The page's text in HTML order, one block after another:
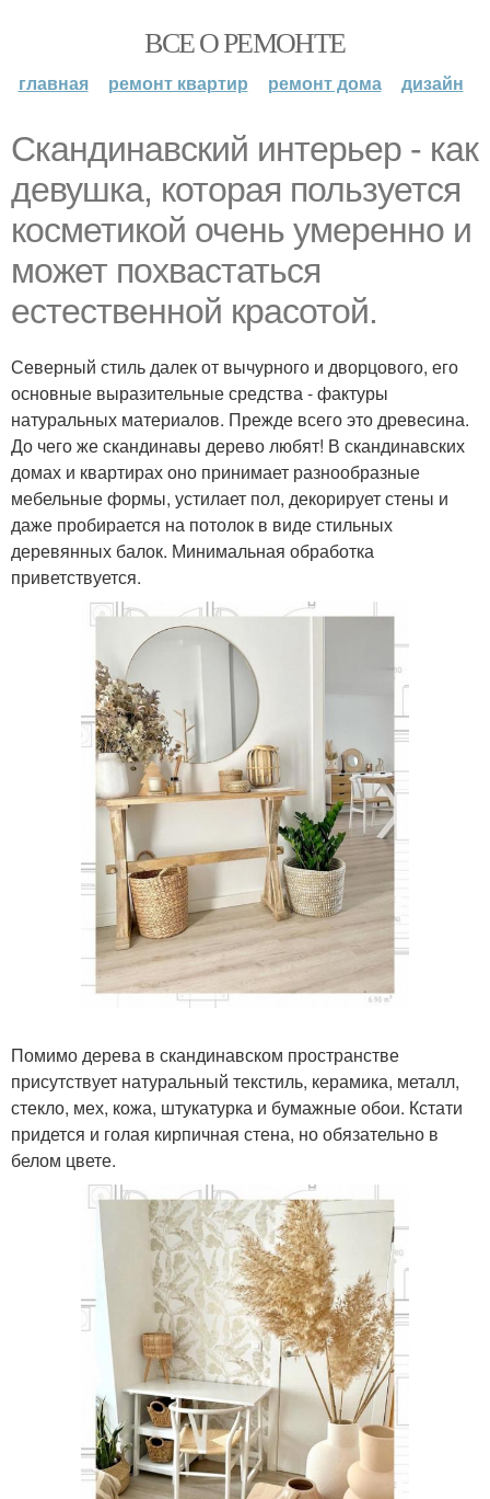
ВСЕ О РЕМОНТЕ
главная ремонт квартир ремонт дома дизайн
Скандинавский интерьер - как
девушка, которая пользуется
косметикой очень умеренно и
может похвастаться
естественной красотой.
Северный стиль далек от вычурного и дворцового, его
основные выразительные средства - фактуры
натуральных материалов. Прежде всего это древесина.
До чего же скандинавы дерево любят! В скандинавских
домах и квартирах оно принимает разнообразные
мебельные формы, устилает пол, декорирует стены и
даже пробирается на потолок в виде стильных
деревянных балок. Минимальная обработка
приветствуется.
Помимо дерева в скандинавском пространстве
присутствует натуральный текстиль, керамика, металл,
стекло, мех, кожа, штукатурка и бумажные обои. Кстати
придется и голая кирпичная стена, но обязательно в
белом цвете.